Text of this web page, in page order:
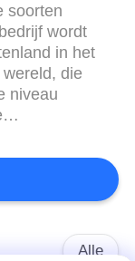
soorten
wordt
in het
die
niveau
De
Alle